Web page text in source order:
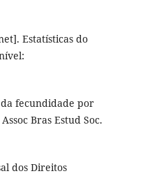
Estatísticas do
da fecundidade por
Bras Estud Soc.
dos Direitos